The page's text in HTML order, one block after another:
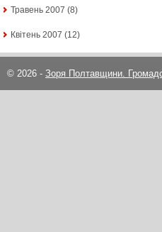
Травень 2007 (8)
Квітень 2007 (12)
© 2026 - Зоря Полтавщини.